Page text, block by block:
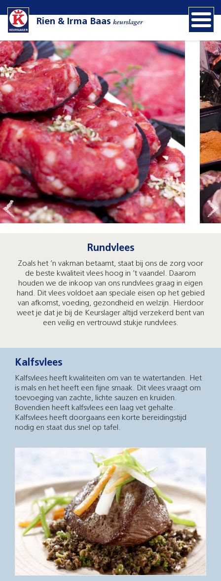
Rien & Irma Baas keurslager
Rundvlees
Zoals het ’n vakman betaamt, staat bij ons de zorg voor
de beste kwaliteit vlees hoog in ’t vaandel. Daarom
houden we de inkoop van ons rundvlees graag in eigen
hand. Dit vlees voldoet aan speciale eisen op het gebied
van afkomst, voeding, gezondheid en welzijn. Hierdoor
weet je dat je bij de Keurslager altijd verzekerd bent van
een veilig en vertrouwd stukje rundvlees.
Kalfsvlees
Kalfsvlees heeft kwaliteiten om van te watertanden. Het
is mals en het heeft een fijne smaak. Dit vlees vraagt om
toevoeging van zachte, lichte sauzen en kruiden.
Bovendien heeft kalfsvlees een laag vet gehalte.
Kalfsvlees heeft doorgaans een korte bereidingstijd
nodig en staat dus snel op tafel.